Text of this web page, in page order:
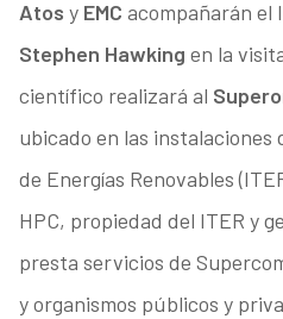
Atos y EMC acompañarán el
Stephen Hawking en la
científico realizará al
ubicado en las
de Energías Renovables
HPC, propiedad del ITER y
presta servicios de
y organismos públicos y